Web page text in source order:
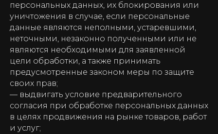
персональных данных, их блокирования или
уничтожения в случае, если персональные
данные являются неполными, устаревшими,
неточными, незаконно полученными или не
являются необходимыми для заявленной
цели обработки, а также принимать
предусмотренные законом меры по защите
своих прав;
— выдвигать условие предварительного
согласия при обработке персональных данных
в целях продвижения на рынке товаров, работ
и услуг;